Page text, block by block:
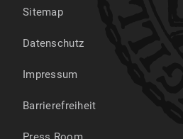
Sitemap
Datenschutz
Impressum
Barrierefreiheit